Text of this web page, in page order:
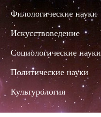
Филологические науки
Искусствоведение
Социологические науки
Политические науки
Культурология